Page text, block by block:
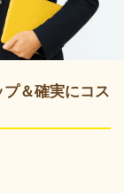
＆確実にコス